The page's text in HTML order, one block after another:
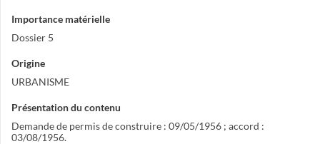
Importance matérielle
Dossier 5
Origine
URBANISME
Présentation du contenu
Demande de permis de construire : 09/05/1956 ; accord :
03/08/1956.